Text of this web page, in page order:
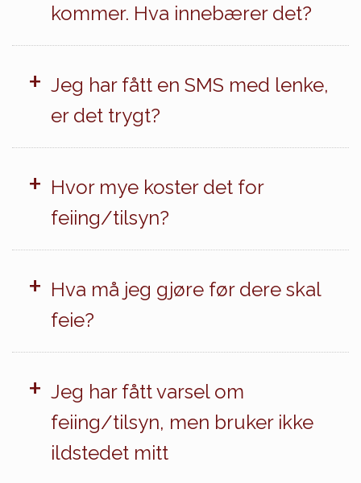
kommer. Hva innebærer det?
+ Jeg har fått en SMS med lenke,
er det trygt?
+ Hvor mye koster det for
feiing/tilsyn?
+ Hva må jeg gjøre før dere skal
feie?
+ Jeg har fått varsel om
feiing/tilsyn, men bruker ikke
ildstedet mitt